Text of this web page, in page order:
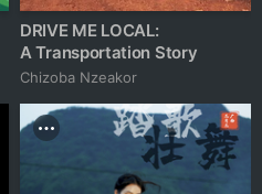
DRIVE ME LOCAL:
A Transportation Story
Chizoba Nzeakor